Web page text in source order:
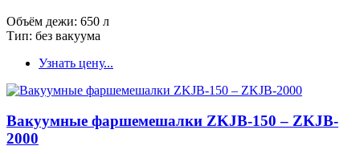
Объём дежи: 650 л
Тип: без вакуума
Узнать цену...
Вакуумные фаршемешалки ZKJB-150 – ZKJB-
2000